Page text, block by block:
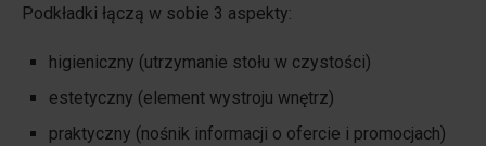
Podkładki łączą w sobie 3 aspekty:
higieniczny (utrzymanie stołu w czystości)
estetyczny (element wystroju wnętrz)
praktyczny (nośnik informacji o ofercie i promocjach)